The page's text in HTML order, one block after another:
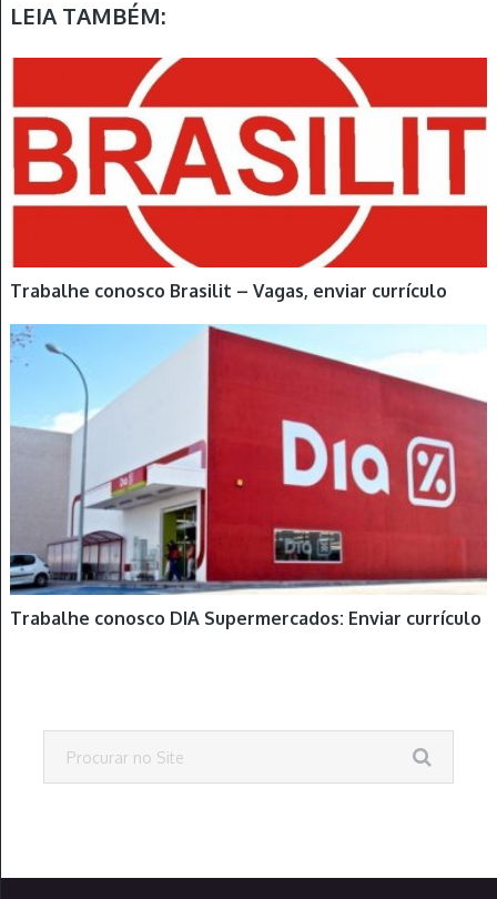
LEIA TAMBÉM:
Trabalhe conosco Brasilit – Vagas, enviar currículo
Trabalhe conosco DIA Supermercados: Enviar currículo